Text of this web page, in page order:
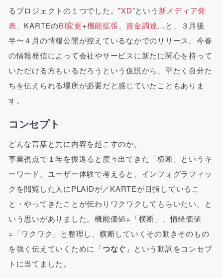
るプロジェクトの１つでした。”XD”という 新メディア発
表、KARTEのBI変更+機能拡張、 資金調達…と、３月後
半〜４月の情報公開が控えているなかでのリリース。今春
の情報発信によって会社やサービスに新たに関心を持って
いただける方もいるだろうという仮説から、平たく自分た
ちを伝えられる場所が必要だと感じていたこともありま
す。
コンセプト
どんな言葉と共に内容を起こすのか。
事業視点で１年を振返ると度々出てきた「横断」というキ
ーワード。ユーザー体験で考えると、インフォグラフィッ
クを閲覧した人にPLAIDが／KARTEが目指しているこ
と・やってきたことが伝わりワクワクしてもらいたい、と
いう思いがありました。機能価値=「横断」、情緒価値
=「ワクワク」と整理し、横断していくその動きそのもの
を強く伝えていくために「つなぐ 」という動詞をコンセプ
トに当てました。